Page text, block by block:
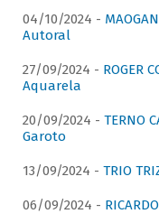
04/10/2024 -
Autoral
27/09/2024 - ROGER
Aquarela
20/09/2024 - TERNO
Garoto
13/09/2024 - TRIO
06/09/2024 -